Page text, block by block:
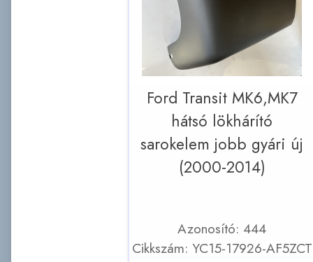
Ford Transit MK6,MK7
hátsó lökhárító
sarokelem jobb gyári új
(2000-2014)
Azonosító: 444
Cikkszám: YC15-17926-AF5ZCT